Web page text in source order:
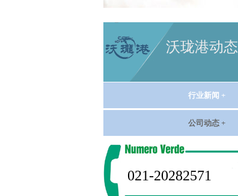
沃珑港动态
行业新闻 +
公司动态 +
021-20282571